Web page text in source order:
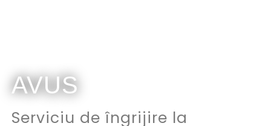
AVUS
Serviciu de îngrijire la